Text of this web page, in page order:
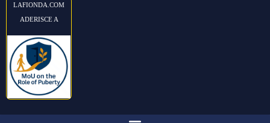
LAFIONDA.COM
ADERISCE A